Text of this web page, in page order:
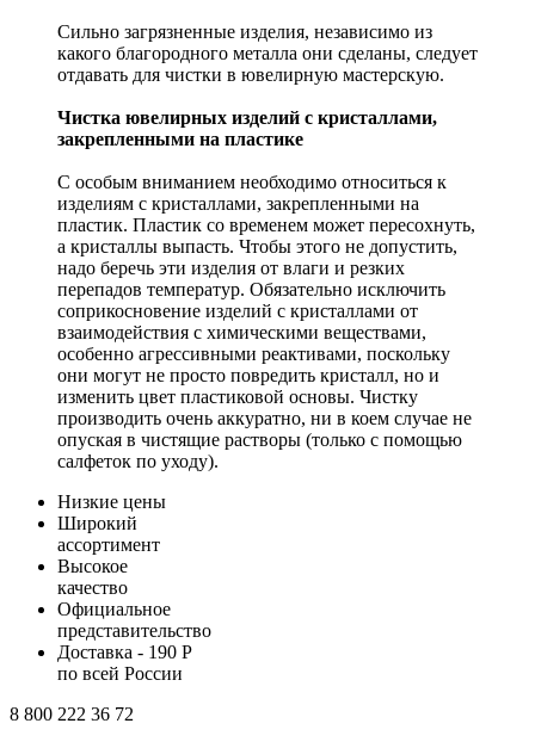
Сильно загрязненные изделия, независимо из
какого благородного металла они сделаны, следует
отдавать для чистки в ювелирную мастерскую.
Чистка ювелирных изделий с кристаллами,
закрепленными на пластике
С особым вниманием необходимо относиться к
изделиям с кристаллами, закрепленными на
пластик. Пластик со временем может пересохнуть,
а кристаллы выпасть. Чтобы этого не допустить,
надо беречь эти изделия от влаги и резких
перепадов температур. Обязательно исключить
соприкосновение изделий с кристаллами от
взаимодействия с химическими веществами,
особенно агрессивными реактивами, поскольку
они могут не просто повредить кристалл, но и
изменить цвет пластиковой основы. Чистку
производить очень аккуратно, ни в коем случае не
опуская в чистящие растворы (только с помощью
салфеток по уходу).
Низкие цены
Широкий
ассортимент
Высокое
качество
Официальное
представительство
Доставка - 190 Р
по всей России
8 800 222 36 72